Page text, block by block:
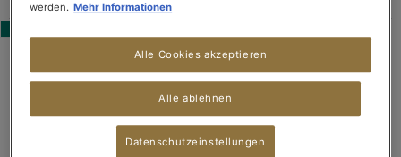
ENGLISH BREAKFAST
Schwarzer Tee
Bewertung:
(7)
€ 4,90
176,00€/kg inkl. MwSt, zzgl. Versand
werden. Mehr Informationen
Alle ablehnen
Alle Cookies akzeptieren
Datenschutzeinstellungen